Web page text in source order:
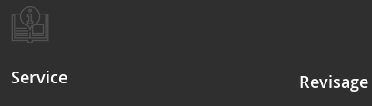
Service